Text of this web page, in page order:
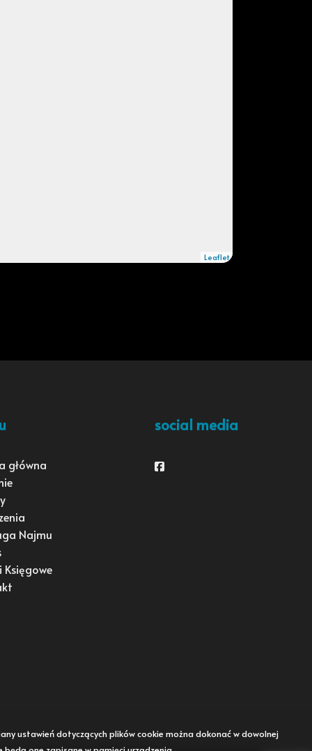
Leaflet
główna
Najmu
Księgowe
social media
Facebook
ustawień dotyczących plików cookie można dokonać w dowolnej